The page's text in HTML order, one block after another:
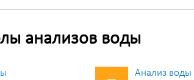
анализов воды
Анализ воды